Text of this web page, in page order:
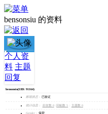
bensonsiu 的资料
bensonsiu
个人资
料 主题
回复
bensonsiu(UID: 91164)
邮箱状态： 已验证
统计信息： 好友数 0 回帖数 5 主题数 0
Gender： 保密